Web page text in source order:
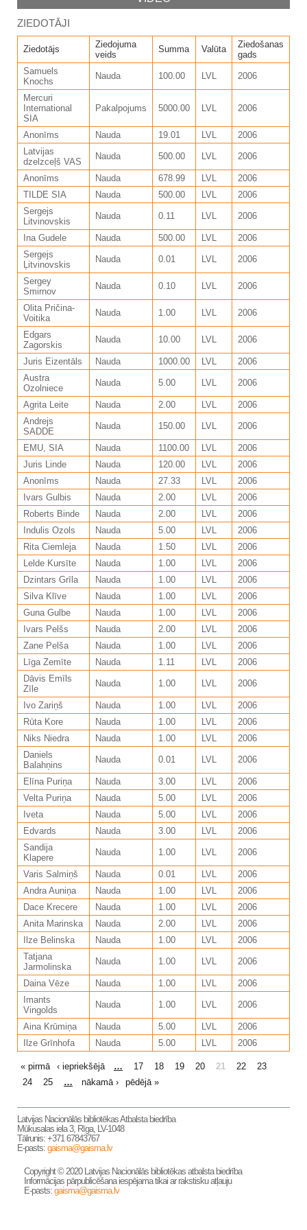
ZIEDOTĀJI
Ziedotājs
Ziedojuma
veids
Summa Valūta
Ziedošanas
gads
Samuels
Knochs
Nauda 100.00 LVL 2006
Mercuri
International
SIA
Pakalpojums 5000.00 LVL 2006
Anonīms Nauda 19.01 LVL
2006
Latvijas
dzelzceļš VAS
Nauda 500.00 LVL 2006
Anonīms Nauda 678.99 LVL
2006
TILDE SIA
Nauda 500.00 LVL
2006
Sergejs
Litvinovskis
Nauda 0.11 LVL 2006
Ina Gudele Nauda 500.00 LVL
2006
Sergejs
Ļitvinovskis
Nauda 0.01 LVL 2006
Sergey
Smirnov
Nauda 0.10 LVL 2006
Olita Pričina-
Voitika
Nauda 1.00 LVL 2006
Edgars
Zagorskis
Nauda 10.00 LVL 2006
Juris Eizentāls Nauda 1000.00 LVL
2006
Austra
Ozolniece
Nauda 5.00 LVL 2006
Agrita Leite Nauda 2.00 LVL
2006
Andrejs
SADDE
Nauda 150.00 LVL 2006
EMU, SIA Nauda 1100.00 LVL
2006
Juris Linde
Nauda 120.00 LVL
2006
Anonīms
Nauda 27.33 LVL
2006
Ivars Gulbis
Nauda 2.00 LVL
2006
Roberts Binde
Nauda 2.00 LVL
2006
Indulis Ozols
Nauda 5.00 LVL
2006
Rita Ciemleja
Nauda 1.50 LVL
2006
Lelde Kursīte
Nauda 1.00 LVL
2006
Dzintars Grīla
Nauda 1.00 LVL
2006
Silva Klīve
Nauda 1.00 LVL
2006
Guna Gulbe
Nauda 1.00 LVL
2006
Ivars Pelšs
Nauda 2.00 LVL
2006
Zane Pelša
Nauda 1.00 LVL
2006
Līga Zemīte
Nauda 1.11 LVL
2006
Dāvis Emīls
Zīle
Nauda 1.00 LVL 2006
Ivo Zariņš Nauda 1.00 LVL
2006
Rūta Kore
Nauda 1.00 LVL
2006
Niks Niedra
Nauda 1.00 LVL
2006
Daniels
Balahņins
Nauda 0.01 LVL 2006
Elīna Puriņa Nauda 3.00 LVL
2006
Velta Puriņa
Nauda 5.00 LVL
2006
Iveta
Nauda 5.00 LVL
2006
Edvards
Nauda 3.00 LVL
2006
Sandija
Klapere
Nauda 1.00 LVL 2006
Varis Salmiņš Nauda 0.01 LVL
2006
Andra Auniņa
Nauda 1.00 LVL
2006
Dace Krecere
Nauda 1.00 LVL
2006
Anita Marinska
Nauda 2.00 LVL
2006
Ilze Belinska
Nauda 1.00 LVL
2006
Tatjana
Jarmolinska
Nauda 1.00 LVL 2006
Daina Vēze Nauda 1.00 LVL
2006
Imants
Vingolds
Nauda 1.00 LVL 2006
Aina Krūmiņa Nauda 5.00 LVL
2006
Ilze Grīnhofa
Nauda 5.00 LVL 2006
LAPAS
« pirmā ‹ iepriekšējā … 17 18 19 20 21 22
23
24
25 … nākamā › pēdējā »
Latvijas Nacionālās bibliotēkas Atbalsta biedrība
Mūkusalas iela 3, Rīga, LV-1048
Tālrunis: +371 67843767
E-pasts: gaisma@gaisma.lv
Copyright © 2020 Latvijas Nacionālās bibliotēkas atbalsta biedrība
Informācijas pārpublicēšana iespējama tikai ar rakstisku atļauju
E-pasts: gaisma@gaisma.lv